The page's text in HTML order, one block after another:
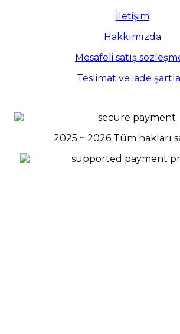
İletişim
Hakkımızda
Mesafeli satış
Teslimat ve iade
2025 ~ 2026 Tüm hakları